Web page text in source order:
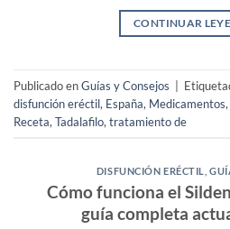
CONTINUAR
Publicado enGuías y Consejos
disfunción eréctil, España, Medicamentos,
Receta, Tadalafilo, tratamiento de
DISFUNCIÓN ERÉCTIL ,
Cómo funciona el
guía completa